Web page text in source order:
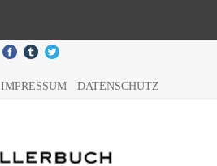
IMPRESSUM DATENSCHUTZ